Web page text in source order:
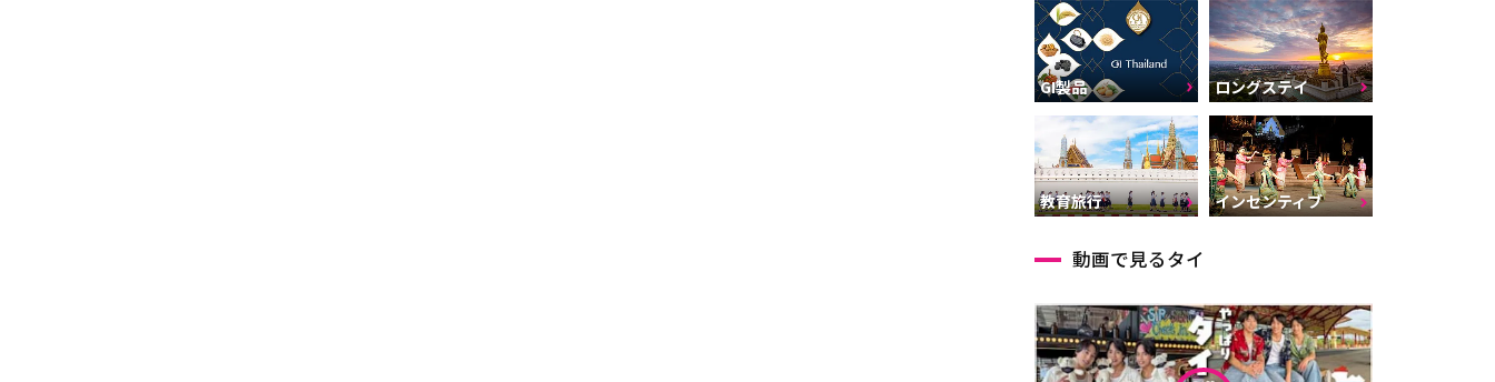
GI製品 ロングステイ
教育旅行 インセンティブ
動画で見るタイ